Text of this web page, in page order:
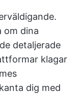
om dina
detaljerade
klagar
dig med